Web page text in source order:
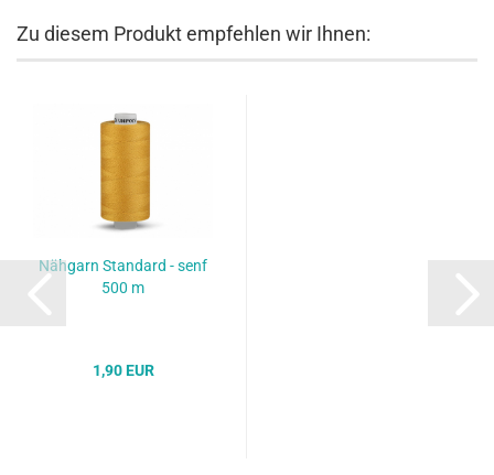
Zu diesem Produkt empfehlen wir Ihnen:
Nähgarn Standard - senf
500 m
1,90 EUR